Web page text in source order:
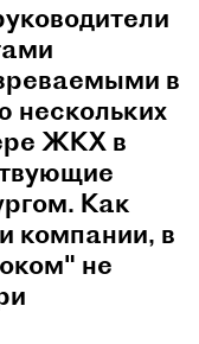
в
нескольких
ЖКХ в
Как
компании, в
не